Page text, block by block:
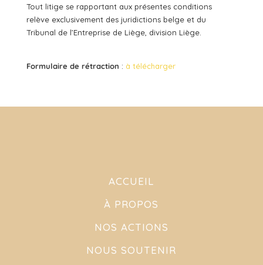
Tout litige se rapportant aux présentes conditions
relève exclusivement des juridictions belge et du
Tribunal de l’Entreprise de Liège, division Liège.
Formulaire de rétraction : à télécharger
ACCUEIL
À PROPOS
NOS ACTIONS
NOUS SOUTENIR